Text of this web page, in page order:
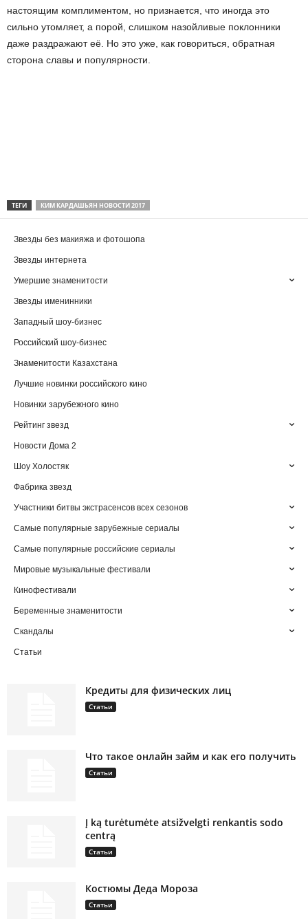
настоящим комплиментом, но признается, что иногда это
сильно утомляет, а порой, слишком назойливые поклонники
даже раздражают её. Но это уже, как говориться, обратная
сторона славы и популярности.
ТЕГИ КИМ КАРДАШЬЯН НОВОСТИ 2017
Звезды без макияжа и фотошопа
Звезды интернета
Умершие знаменитости
Звезды именинники
Западный шоу-бизнес
Российский шоу-бизнес
Знаменитости Казахстана
Лучшие новинки российского кино
Новинки зарубежного кино
Рейтинг звезд
Новости Дома 2
Шоу Холостяк
Фабрика звезд
Участники битвы экстрасенсов всех сезонов
Самые популярные зарубежные сериалы
Самые популярные российские сериалы
Мировые музыкальные фестивали
Кинофестивали
Беременные знаменитости
Скандалы
Статьи
Кредиты для физических лиц
Статьи
Что такое онлайн займ и как его получить
Статьи
Į ką turėtumėte atsižvelgti renkantis sodo
centrą
Статьи
Костюмы Деда Мороза
Статьи